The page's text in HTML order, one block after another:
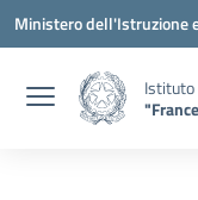
Vai ai contenuti
Vai al menu di navigazione
Vai al footer
Ministero dell'Istruzione
Istituto